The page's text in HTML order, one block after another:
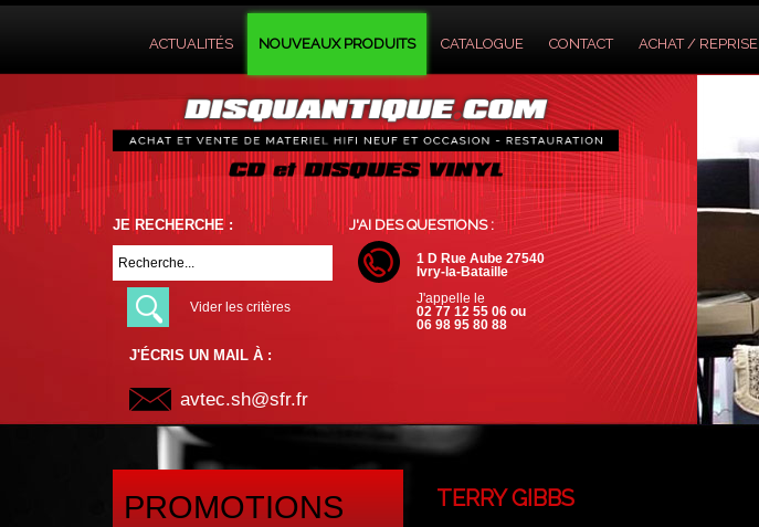
ACTUALITÉS NOUVEAUX PRODUITS CATALOGUE CONTACT ACHAT / REPRISE
JE RECHERCHE :
Vider les critères
J'AI DES QUESTIONS :
1 D Rue Aube 27540
Ivry-la-Bataille
J'appelle le
02 77 12 55 06 ou
06 98 95 80 88
J'ÉCRIS UN MAIL À :
avtec.sh@sfr.fr
PROMOTIONS TERRY GIBBS